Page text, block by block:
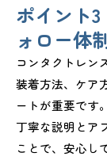
ポイント
ォロー体
コンタクトレン
装着方法、ケア
ートが重要です。
丁寧な説明とア
ことで、安心し